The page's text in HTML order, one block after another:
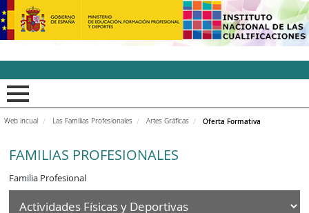
INCUAl - Instituto
Web incual Las Familias Profesionales Artes Gráficas Oferta Formativa
FAMILIAS PROFESIONALES
Familia Profesional